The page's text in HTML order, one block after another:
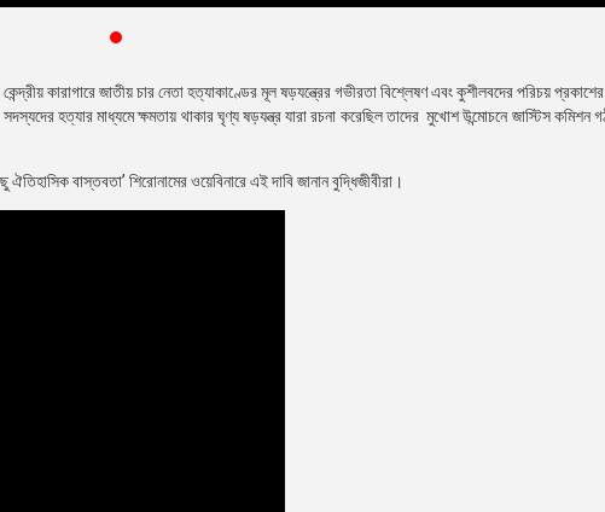
কারাগারে জাতীয় চার নেতা হত্যাকাণ্ডের মূল ষড়যন্ত্রের গভীরতা বিশ্লেষণ এবং কুশীলবদের পরিচয় প্রকাশের
হত্যার মাধ্যমে ক্ষমতায় থাকার ঘৃণ্য ষড়যন্ত্র যারা রচনা করেছিল তাদের মুখোশ উন্মোচনে জাস্টিস কমিশন
বাস্তবতা’ শিরোনামের ওয়েবিনারে এই দাবি জানান বুদ্ধিজীবীরা।